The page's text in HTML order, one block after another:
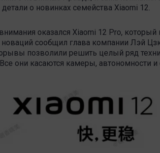
о новинках семейства Xiaomi 12.
оказался Xiaomi 12 Pro, который
сообщил глава компании Лэй
позволили решить целый ряд
они касаются камеры, автономности и